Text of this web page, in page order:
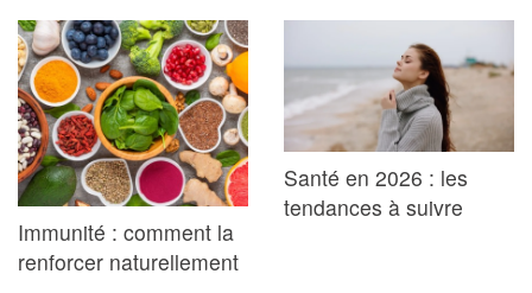
Immunité : comment la
renforcer naturellement
Santé en 2026 : les
tendances à suivre